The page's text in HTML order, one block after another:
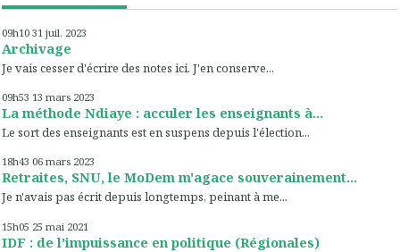
09h10 31 juil. 2023
Archivage
Je vais cesser d'écrire des notes ici. J'en conserve...
09h53 13 mars 2023
La méthode Ndiaye : acculer les enseignants à...
Le sort des enseignants est en suspens depuis l'élection...
18h43 06 mars 2023
Retraites, SNU, le MoDem m'agace souverainement...
Je n'avais pas écrit depuis longtemps, peinant à me...
15h05 25 mai 2021
IDF : de l'impuissance en politique (Régionales)